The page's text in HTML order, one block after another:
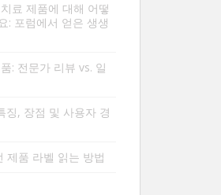
료 제품에 대해 어떻
: 포럼에서 얻은 생생
: 전문가 리뷰 vs. 일
징, 장점 및 사용자 경
제품 라벨 읽는 방법